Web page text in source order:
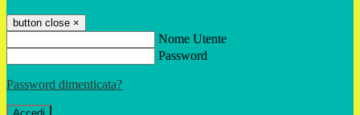
button close ×
Nome Utente
Password
Password dimenticata?